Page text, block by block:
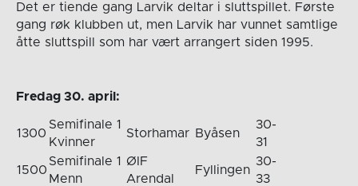
Det er tiende gang Larvik deltar i sluttspillet. Første
gang røk klubben ut, men Larvik har vunnet samtlige
åtte sluttspill som har vært arrangert siden 1995.
Fredag 30. april:
1300
Semifinale 1
Kvinner
Storhamar Byåsen
30-
31
1500
Semifinale 1
Menn
ØIF
Arendal
Fyllingen
30-
33